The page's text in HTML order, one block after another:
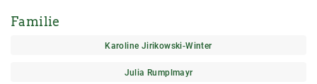
Familie
Karoline Jirikowski-Winter
Julia Rumplmayr